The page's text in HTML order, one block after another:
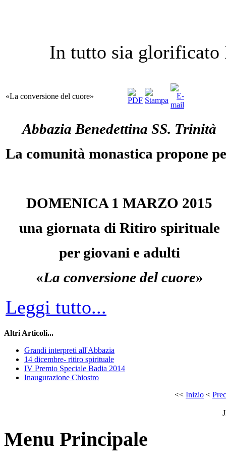
In tutto sia glorificato
«La conversione del cuore»
Abbazia Benedettina SS. Trinità
La comunità monastica propone
DOMENICA 1 MARZO 2015
una giornata di Ritiro spirituale
per giovani e adulti
«La conversione del cuore»
Leggi tutto...
Altri Articoli...
Grandi interpreti all'Abbazia
14 dicembre- ritiro spirituale
IV Premio Speciale Badia 2014
Inaugurazione Chiostro
<< Inizio <
Menu Principale